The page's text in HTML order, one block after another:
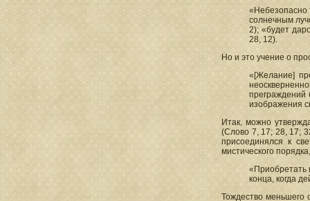
«Небезопасно
солнечным
2); «будет
28, 12).
Но и это учение о
«[Желание]
преграждений
изображения
Итак, можно
(Слово 7, 17; 28, 17;
присоединялся к
мистического
«Приобретать
конца, когда
Тождество меньшего